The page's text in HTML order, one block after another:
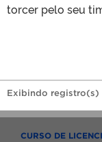
torcer pelo seu
Exibindo registro(s)
CURSO DE